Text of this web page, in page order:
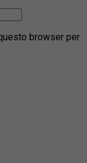
browser per